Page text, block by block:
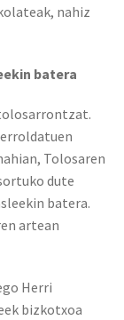
nahiz
batera
Tolosaren
dute
batera.
artean
Herri
bizkotxoa